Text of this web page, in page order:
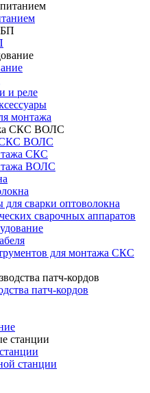
и реле
монтажа
СКС ВОЛС
СКС
ВОЛС
сварки оптоволокна
сварочных аппаратов
для монтажа СКС
патч-кордов
станции